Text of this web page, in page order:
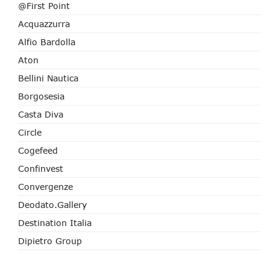
@First Point
Acquazzurra
Alfio Bardolla
Aton
Bellini Nautica
Borgosesia
Casta Diva
Circle
Cogefeed
Confinvest
Convergenze
Deodato.Gallery
Destination Italia
Dipietro Group